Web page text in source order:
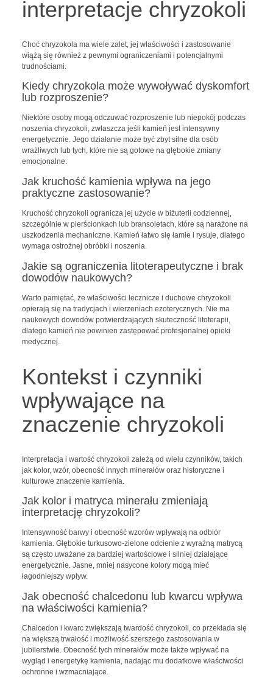
interpretacje chryzokoli
Choć chryzokola ma wiele zalet, jej właściwości i zastosowanie
wiążą się również z pewnymi ograniczeniami i potencjalnymi
trudnościami.
Kiedy chryzokola może wywoływać dyskomfort
lub rozproszenie?
Niektóre osoby mogą odczuwać rozproszenie lub niepokój podczas
noszenia chryzokoli, zwłaszcza jeśli kamień jest intensywny
energetycznie. Jego działanie może być zbyt silne dla osób
wrażliwych lub tych, które nie są gotowe na głębokie zmiany
emocjonalne.
Jak kruchość kamienia wpływa na jego
praktyczne zastosowanie?
Kruchość chryzokoli ogranicza jej użycie w biżuterii codziennej,
szczególnie w pierścionkach lub bransoletach, które są narażone na
uszkodzenia mechaniczne. Kamień łatwo się łamie i rysuje, dlatego
wymaga ostrożnej obróbki i noszenia.
Jakie są ograniczenia litoterapeutyczne i brak
dowodów naukowych?
Warto pamiętać, że właściwości lecznicze i duchowe chryzokoli
opierają się na tradycjach i wierzeniach ezoterycznych. Nie ma
naukowych dowodów potwierdzających skuteczność litoterapii,
dlatego kamień nie powinien zastępować profesjonalnej opieki
medycznej.
Kontekst i czynniki
wpływające na
znaczenie chryzokoli
Interpretacja i wartość chryzokoli zależą od wielu czynników, takich
jak kolor, wzór, obecność innych minerałów oraz historyczne i
kulturowe znaczenie kamienia.
Jak kolor i matryca minerału zmieniają
interpretację chryzokoli?
Intensywność barwy i obecność wzorów wpływają na odbiór
kamienia. Głębokie turkusowo-zielone odcienie z wyraźną matrycą
są często uważane za bardziej wartościowe i silniej działające
energetycznie. Jasne, mniej nasycone kolory mogą mieć
łagodniejszy wpływ.
Jak obecność chalcedonu lub kwarcu wpływa
na właściwości kamienia?
Chalcedon i kwarc zwiększają twardość chryzokoli, co przekłada się
na większą trwałość i możliwość szerszego zastosowania w
jubilerstwie. Obecność tych minerałów może także wpływać na
wygląd i energetykę kamienia, nadając mu dodatkowe właściwości
ochronne i wzmacniające.